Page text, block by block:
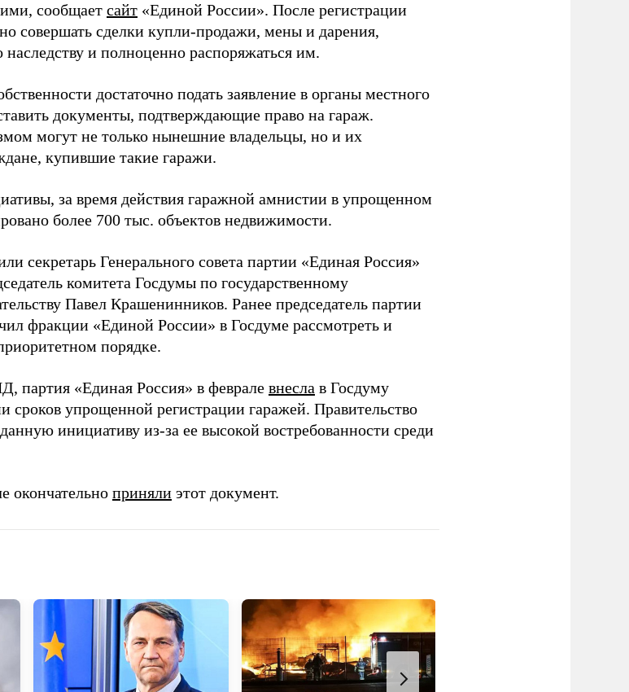
сообщает сайт «Единой России». После регистрации
совершать сделки купли-продажи, мены и дарения,
и полноценно распоряжаться им.
достаточно подать заявление в органы местного
документы, подтверждающие право на гараж.
могут не только нынешние владельцы, но и их
купившие такие гаражи.
за время действия гаражной амнистии в упрощенном
более 700 тыс. объектов недвижимости.
секретарь Генерального совета партии «Единая Россия»
комитета Госдумы по государственному
Павел Крашенинников. Ранее председатель партии
фракции «Единой России» в Госдуме рассмотреть и
порядке.
партия «Единая Россия» в феврале внесла в Госдуму
сроков упрощенной регистрации гаражей. Правительство
данную инициативу из-за ее высокой востребованности среди
окончательно приняли этот документ.